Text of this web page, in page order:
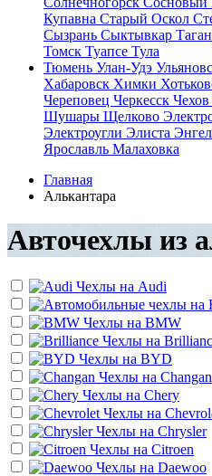
Купавна Старый Оскол
Сызрань Сыктывкар
Томск Туапсе Тула
Тюмень Улан-Удэ
Хабаровск Химки
Череповец Черкесск Чехов
Шушары Щелково
Электроугли Элиста
Ярославль Малаховка
Главная
Алькантара
Авточехлы из
Чехлы на Audi
Чехлы на BMW
Чехлы на
Чехлы на BYD
Чехлы на Changan
Чехлы на Chery
Чехлы на
Чехлы на Chrysler
Чехлы на Citroen
Чехлы на Daewoo